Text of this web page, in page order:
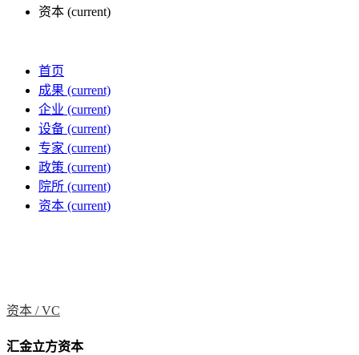
资本 (current)
首页
成果 (current)
企业 (current)
设备 (current)
专家 (current)
政策 (current)
院所 (current)
资本 (current)
资本 /VC
汇金立方资本